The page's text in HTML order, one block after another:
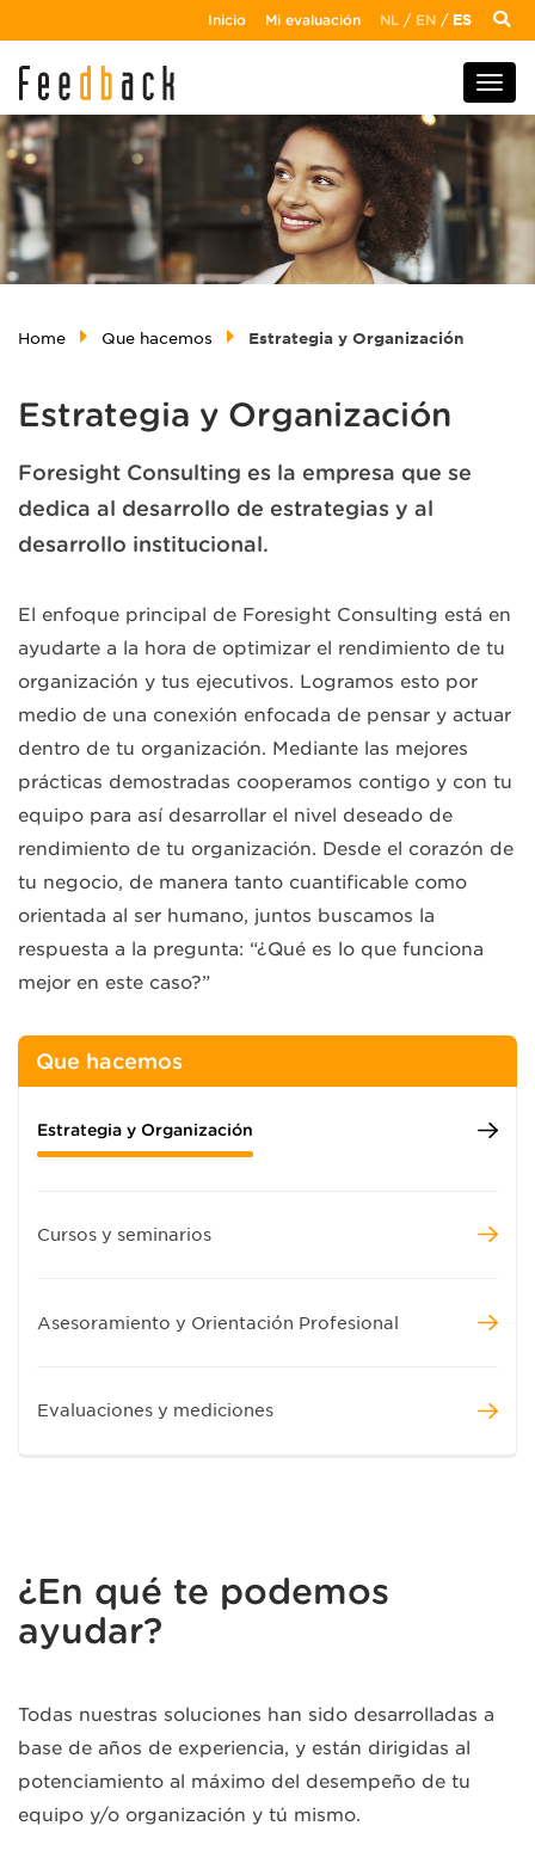
Inicio Mi evaluación NL / EN / ES
Home Que hacemos Estrategia y Organización
Estrategia y Organización
Foresight Consulting es la empresa que se
dedica al desarrollo de estrategias y al
desarrollo institucional.
El enfoque principal de Foresight Consulting está en
ayudarte a la hora de optimizar el rendimiento de tu
organización y tus ejecutivos. Logramos esto por
medio de una conexión enfocada de pensar y actuar
dentro de tu organización. Mediante las mejores
prácticas demostradas cooperamos contigo y con tu
equipo para así desarrollar el nivel deseado de
rendimiento de tu organización. Desde el corazón de
tu negocio, de manera tanto cuantificable como
orientada al ser humano, juntos buscamos la
respuesta a la pregunta: “¿Qué es lo que funciona
mejor en este caso?”
Que hacemos
Estrategia y Organización
Cursos y seminarios
Asesoramiento y Orientación Profesional
Evaluaciones y mediciones
¿En qué te podemos
ayudar?
Todas nuestras soluciones han sido desarrolladas a
base de años de experiencia, y están dirigidas al
potenciamiento al máximo del desempeño de tu
equipo y/o organización y tú mismo.